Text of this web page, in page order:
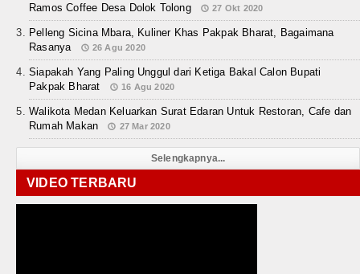
Ramos Coffee Desa Dolok Tolong
27 Okt 2020
Pelleng Sicina Mbara, Kuliner Khas Pakpak Bharat, Bagaimana
Rasanya
26 Agu 2020
Siapakah Yang Paling Unggul dari Ketiga Bakal Calon Bupati
Pakpak Bharat
16 Agu 2020
Walikota Medan Keluarkan Surat Edaran Untuk Restoran, Cafe dan
Rumah Makan
27 Mar 2020
Selengkapnya...
VIDEO TERBARU